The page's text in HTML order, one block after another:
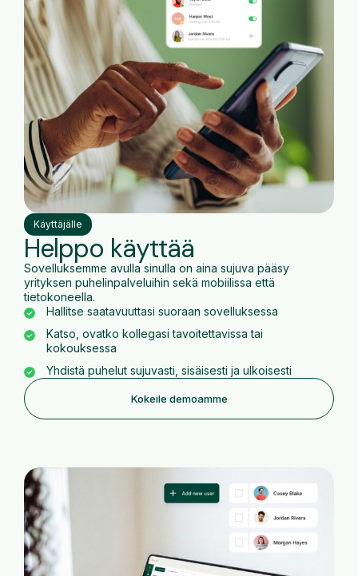
Käyttäjälle
Helppo käyttää
Sovelluksemme avulla sinulla on aina sujuva pääsy
yrityksen puhelinpalveluihin sekä mobiilissa että
tietokoneella.
Hallitse saatavuuttasi suoraan sovelluksessa
Katso, ovatko kollegasi tavoitettavissa tai
kokouksessa
Yhdistä puhelut sujuvasti, sisäisesti ja ulkoisesti
Kokeile demoamme